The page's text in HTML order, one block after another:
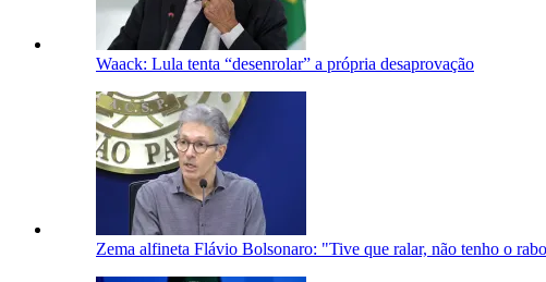
Waack: Lula tenta “desenrolar” a própria desaprovação
Zema alfineta Flávio Bolsonaro: "Tive que ralar, não tenho o